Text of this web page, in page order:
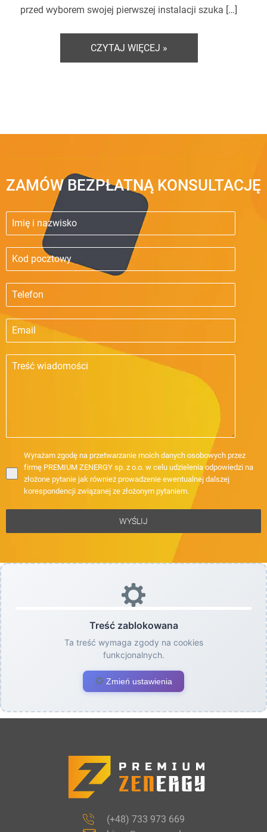
przed wyborem swojej pierwszej instalacji szuka […]
CZYTAJ WIĘCEJ »
ZAMÓW BEZPŁATNĄ KONSULTACJĘ
Wyrażam zgodę na przetwarzanie moich danych osobowych przez
firmę PREMIUM ZENERGY sp. z o.o. w celu udzielenia odpowiedzi na
złożone pytanie jak również prowadzenie ewentualnej dalszej
korespondencji związanej ze złożonym pytaniem.
WYŚLIJ
Treść zablokowana
Ta treść wymaga zgody na cookies
funkcjonalnych.
Zmień ustawienia
(+48) 733 973 669